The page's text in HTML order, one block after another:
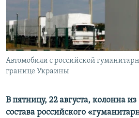
КРЫМ.НЕПОКОРЕННЫЙ
ELIFBE
УКРАИНСКАЯ ПРОБЛЕМА КРЫМА
Все сайты RFE/RL
Автомобили с российской
границе Украины
В пятницу, 22 августа, колонна
состава российского